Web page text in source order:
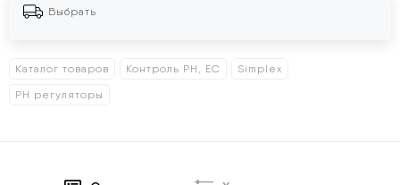
Выбрать
Каталог товаров Контроль PH, EC Simplex
PH регуляторы